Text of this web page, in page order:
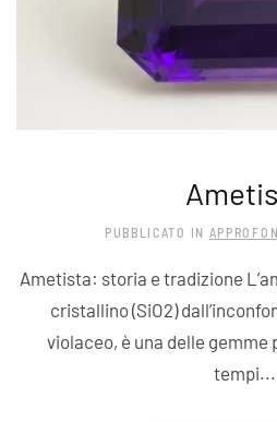
PUBBLICATO IN
Ametista: storia e tradizione
cristallino (SiO2)
violaceo, è una delle gemme
tempi...